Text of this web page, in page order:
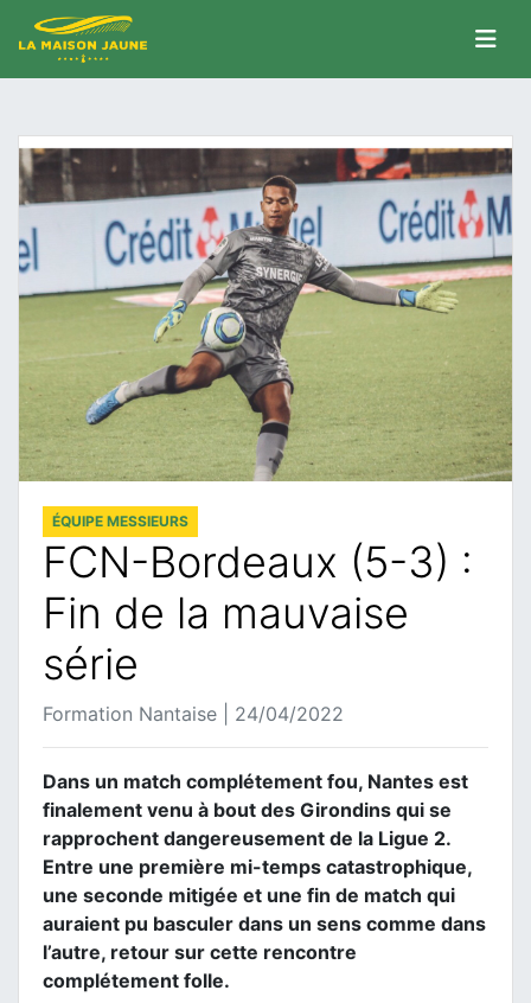
ÉQUIPE MESSIEURS
FCN-Bordeaux (5-3) :
Fin de la mauvaise
série
Formation Nantaise | 24/04/2022
Dans un match complétement fou, Nantes est
finalement venu à bout des Girondins qui se
rapprochent dangereusement de la Ligue 2.
Entre une première mi-temps catastrophique,
une seconde mitigée et une fin de match qui
auraient pu basculer dans un sens comme dans
l’autre, retour sur cette rencontre
complétement folle.